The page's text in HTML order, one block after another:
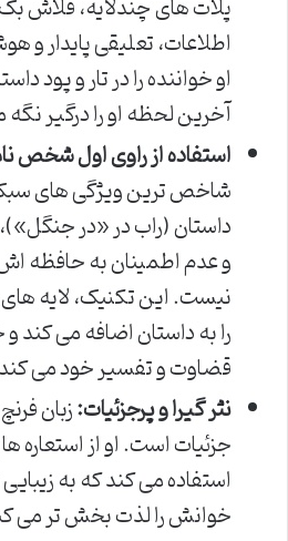
پلات های چندلایه، فلاش
اطلاعات، تعلیقی پایدار و
او خواننده را در تار و پود
آخرین لحظه او را درگیر نگه
استفاده از راوی اول شخص
شاخص ترین ویژگی های
داستان (راب در «در
و عدم اطمینان به حافظه
نیست. این تکنیک، لایه
را به داستان اضافه می کند و
قضاوت و تفسیر خود می
نثر گیرا و پرجزئیات:زبان
جزئیات است. او از استعاره
استفاده می کند که به
خوانش را لذت بخش تر می